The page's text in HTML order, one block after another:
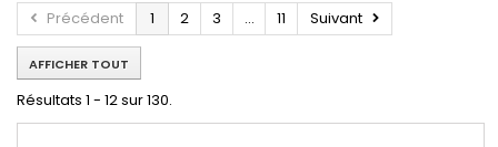
Précédent 1 2 3 ... 11 Suivant
AFFICHER TOUT
Résultats 1 - 12 sur 130.